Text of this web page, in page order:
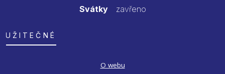
Svátkyzavřeno
UŽITEČNÉ
O webu